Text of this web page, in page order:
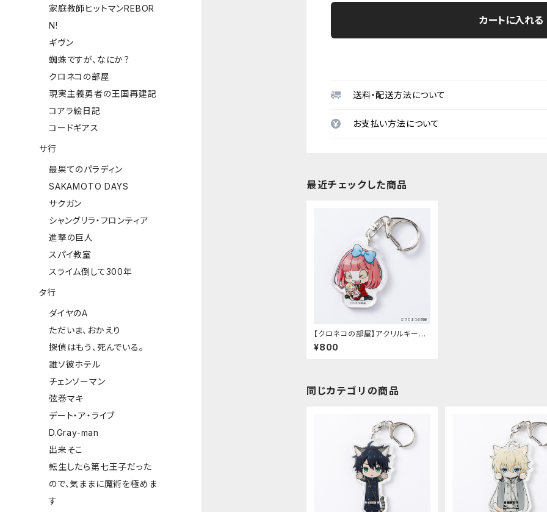
カートに入れる
送料・配送方法について
お支払い方法について
最近チェックした商品
【クロネコの部屋】アクリルキーホ
ルダー 第3弾（ガーナ）
¥800
同じカテゴリの商品
家庭教師ヒットマンREBOR
N!
ギヴン
蜘蛛ですが、なにか？
クロネコの部屋
現実主義勇者の王国再建記
コアラ絵日記
コードギアス
サ行
最果てのパラディン
SAKAMOTO DAYS
サクガン
シャングリラ・フロンティア
進撃の巨人
スパイ教室
スライム倒して300年
タ行
ダイヤのA
ただいま、おかえり
探偵はもう、死んでいる。
誰ソ彼ホテル
チェンソーマン
弦巻マキ
デート・ア・ライブ
D.Gray-man
出来そこ
転生したら第七王子だった
ので、気ままに魔術を極めま
す